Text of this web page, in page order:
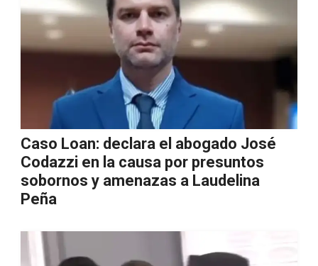
Caso Loan: declara el abogado José
Codazzi en la causa por presuntos
sobornos y amenazas a Laudelina
Peña